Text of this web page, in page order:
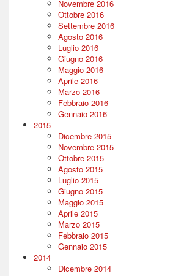
Novembre 2016
Ottobre 2016
Settembre 2016
Agosto 2016
Luglio 2016
Giugno 2016
Maggio 2016
Aprile 2016
Marzo 2016
Febbraio 2016
Gennaio 2016
2015
Dicembre 2015
Novembre 2015
Ottobre 2015
Agosto 2015
Luglio 2015
Giugno 2015
Maggio 2015
Aprile 2015
Marzo 2015
Febbraio 2015
Gennaio 2015
2014
Dicembre 2014